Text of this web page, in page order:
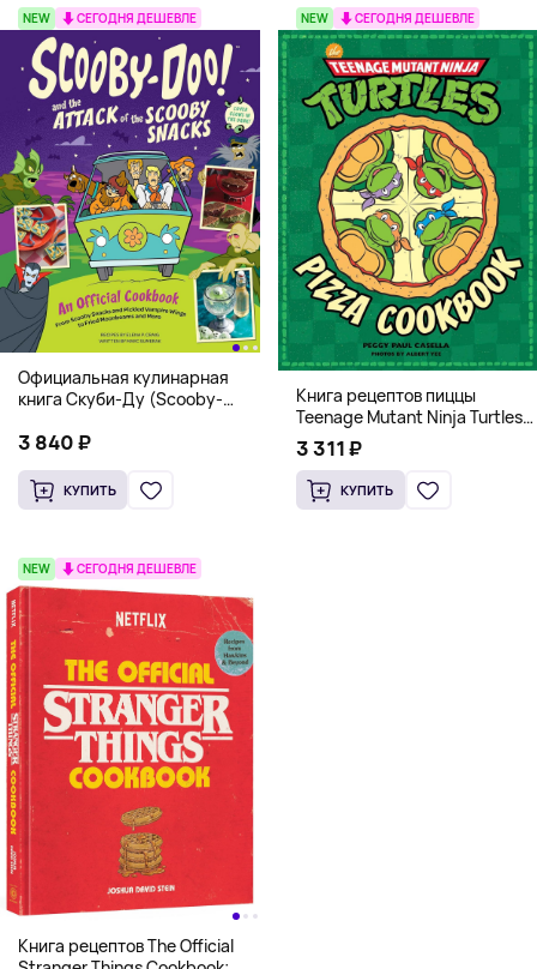
NEW СЕГОДНЯ ДЕШЕВЛЕ
Официальная кулинарная
книга Скуби-Ду (Scooby-
Scooby Snacks), Твердый
3 840 ₽
КУПИТЬ
NEW СЕГОДНЯ ДЕШЕВЛЕ
Книга рецептов пиццы
Teenage Mutant Ninja Turtles
Pizza Cookbook (На
английском)
3 311 ₽
КУПИТЬ
NEW СЕГОДНЯ ДЕШЕВЛЕ
Книга рецептов The Official